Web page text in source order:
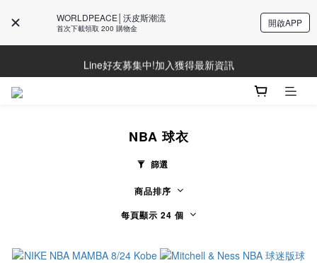
WORLDPEACE│沃皮斯潮流
首次下載領取 200 購物金 開啟APP
Line好友募集中!加入獲得最新資訊
Line好友募集中!加入獲得最新資訊
防詐騙提醒!請勿聽從不明來電操作ATM與提供個人資訊
NBA 球衣
篩選
商品排序
每頁顯示 24 個